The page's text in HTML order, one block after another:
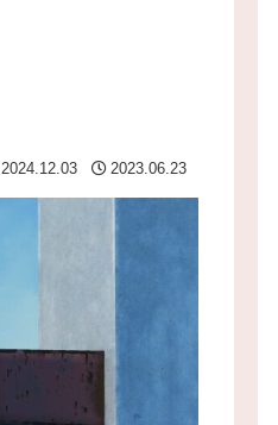
2024.12.03 2023.06.23